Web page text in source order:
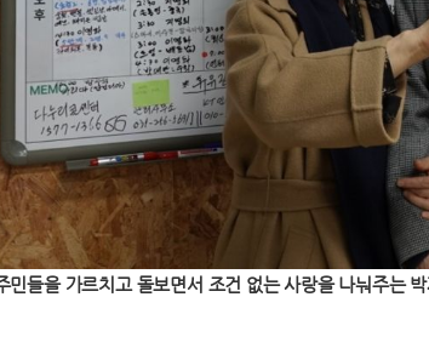
민들을 가르치고 돌보면서 조건 없는 사랑을 나눠주는